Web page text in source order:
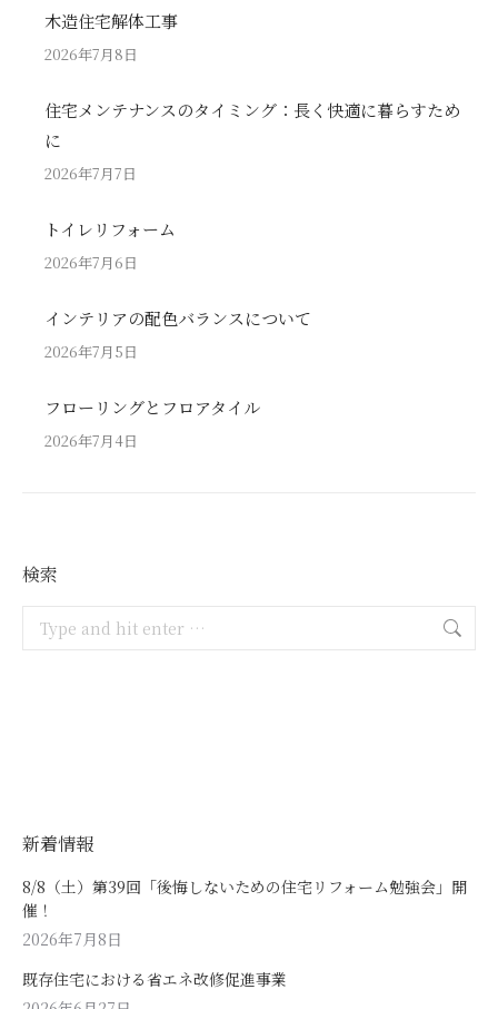
木造住宅解体工事
2026年7月8日
住宅メンテナンスのタイミング：長く快適に暮らすため
に
2026年7月7日
トイレリフォーム
2026年7月6日
インテリアの配色バランスについて
2026年7月5日
フローリングとフロアタイル
2026年7月4日
検索
新着情報
8/8（土）第39回「後悔しないための住宅リフォーム勉強会」開
催！
2026年7月8日
既存住宅における省エネ改修促進事業